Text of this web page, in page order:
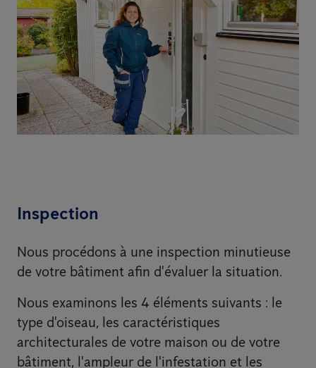
Inspection
Nous procédons à une inspection minutieuse
de votre bâtiment afin d'évaluer la situation.
Nous examinons les 4 éléments suivants : le
type d'oiseau, les caractéristiques
architecturales de votre maison ou de votre
bâtiment, l'ampleur de l'infestation et les